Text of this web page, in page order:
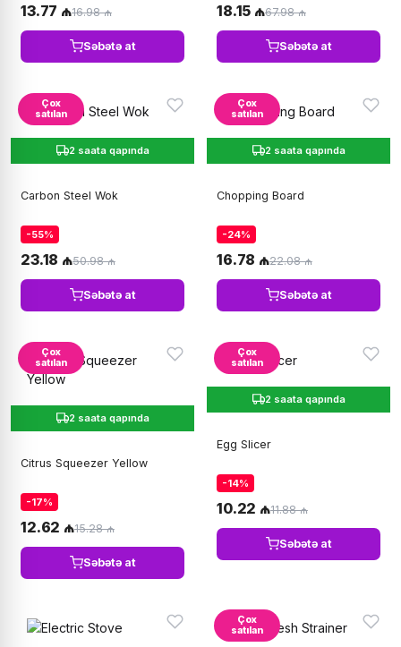
13.77 ₼16.98 ₼
Səbətə at
18.15 ₼67.98 ₼
Səbətə at
Çox
satılan
2 saata qapında
Carbon Steel Wok
-55%
23.18 ₼50.98 ₼
Səbətə at
Çox
satılan
2 saata qapında
Chopping Board
-24%
16.78 ₼22.08 ₼
Səbətə at
Çox
satılan
2 saata qapında
Citrus Squeezer Yellow
-17%
12.62 ₼15.28 ₼
Səbətə at
Çox
satılan
2 saata qapında
Egg Slicer
-14%
10.22 ₼11.88 ₼
Səbətə at
Çox
satılan